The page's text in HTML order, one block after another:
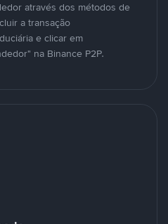
através dos métodos de
a transação
e clicar em
na Binance P2P.